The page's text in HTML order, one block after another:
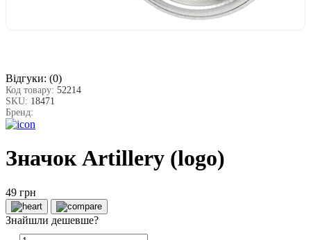
Відгуки: (0)
Код товару: 52214
SKU: 18471
Бренд:
Значок Artillery (logo)
49 грн
Знайшли дешевше?